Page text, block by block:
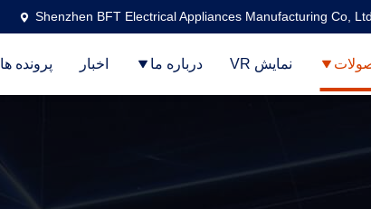
Shenzhen BFT Electrical Appliances Manufacturing Co, Ltd.
نمایش VR درباره ما اخبار پرونده ها